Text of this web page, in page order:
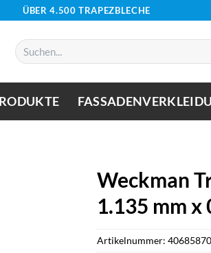
ÜBER 4.500 TRAPEZBLECHE
Suchen
nach:
Weckman
1.135 mm x
Artikelnummer: